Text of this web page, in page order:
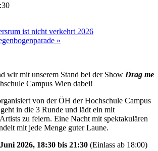
ist nicht verkehrt 2026
»
wir mit unserem Stand bei der Show Drag me
Campus Wien dabei!
von der ÖH der Hochschule Campus
in die 3 Runde und lädt ein mit
zu feiern. Eine Nacht mit spektakulären
mit jede Menge guter Laune.
2026, 18:30 bis 21:30 (Einlass ab 18:00)